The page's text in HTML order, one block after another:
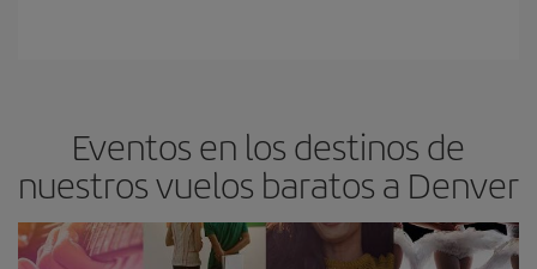
Eventos en los destinos de
nuestros vuelos baratos a Denver